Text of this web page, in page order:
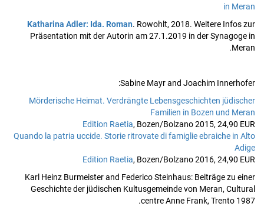
in Meran
Katharina Adler: Ida. Roman. Rowohlt, 2018. Weitere Infos zur
Präsentation mit der Autorin am 27.1.2019 in der Synagoge in
Meran.
Sabine Mayr and Joachim Innerhofer:
Mörderische Heimat. Verdrängte Lebensgeschichten jüdischer
Familien in Bozen und Meran
Edition Raetia, Bozen/Bolzano 2015, 24,90 EUR
Quando la patria uccide. Storie ritrovate di famiglie ebraiche in Alto
Adige
Edition Raetia, Bozen/Bolzano 2016, 24,90 EUR
Karl Heinz Burmeister and Federico Steinhaus: Beiträge zu einer
Geschichte der jüdischen Kultusgemeinde von Meran, Cultural
centre Anne Frank, Trento 1987.